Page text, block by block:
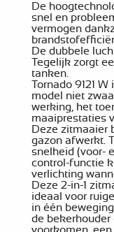
De
snel en
vermogen
De dubbele
Tegelijk zorgt
tanken.
Tornado 9121
model niet
werking, het
maaiprestaties
Deze zitmaaier
gazon afwerkt.
snelheid (voor-
control-functie
verlichting
Deze 2-in-1
ideaal voor
in één
de